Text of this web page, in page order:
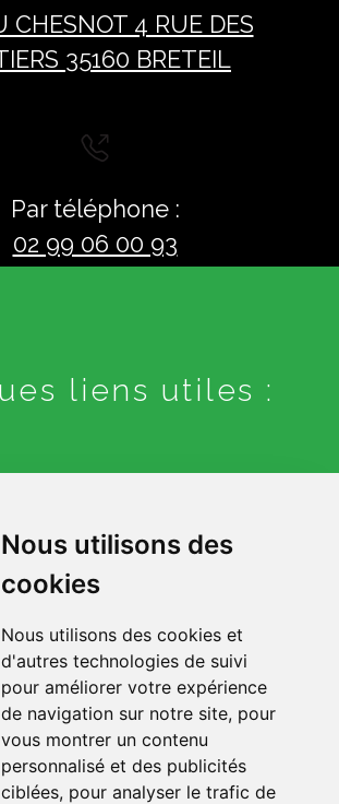
Nous utilisons des
cookies
Nous utilisons des cookies et
d'autres technologies de suivi
pour améliorer votre expérience
de navigation sur notre site, pour
vous montrer un contenu
personnalisé et des publicités
ciblées, pour analyser le trafic de
CHESNOT 4 RUE DES
35160 BRETEIL
Par téléphone :
02 99 06 00 93
liens utiles :